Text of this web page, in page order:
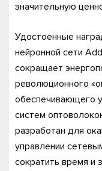
значительную
Удостоенные
нейронной сети
сокращает
революционного
обеспечивающего
систем
разработан для
управлении
сократить время и